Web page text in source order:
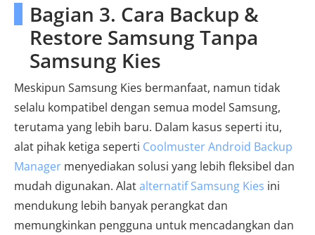
Bagian 3. Cara Backup &
Restore Samsung Tanpa
Samsung Kies
Meskipun Samsung Kies bermanfaat, namun tidak
selalu kompatibel dengan semua model Samsung,
terutama yang lebih baru. Dalam kasus seperti itu,
alat pihak ketiga seperti Coolmuster Android Backup
Manager menyediakan solusi yang lebih fleksibel dan
mudah digunakan. Alatalternatif Samsung Kies ini
mendukung lebih banyak perangkat dan
memungkinkan pengguna untuk mencadangkan dan